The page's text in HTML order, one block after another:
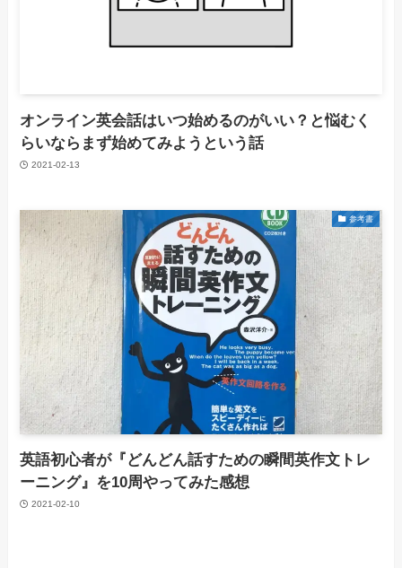
オンライン英会話はいつ始めるのがいい？と悩むく
らいならまず始めてみようという話
2021-02-13
参考書
英語初心者が『どんどん話すための瞬間英作文トレ
ーニング』を10周やってみた感想
2021-02-10